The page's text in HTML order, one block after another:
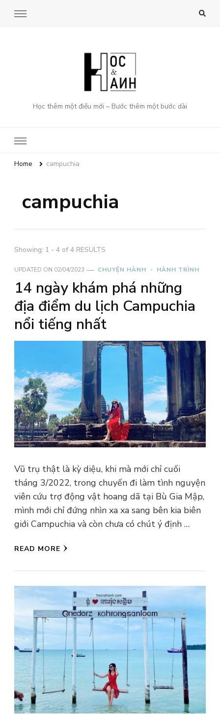
Học thêm một điều mới – Bước thêm một bước dài
Home campuchia
campuchia
Showing: 1 - 4 of 4 RESULTS
UPDATED ON 02/04/2023 CHUYỆN HÀNH HÀNH TRÌNH
14 ngày khám phá những
địa điểm du lịch Campuchia
nổi tiếng nhất
Vũ trụ thật là kỳ diệu, khi mà mới chỉ cuối
tháng 3/2022, trong chuyến đi làm tình nguyện
viên cứu trợ động vật hoang dã tại Bù Gia Mập,
mình mới chỉ đứng nhìn xa xa sang bên kia biên
giới Campuchia và còn chưa có chút ý định …
READ MORE